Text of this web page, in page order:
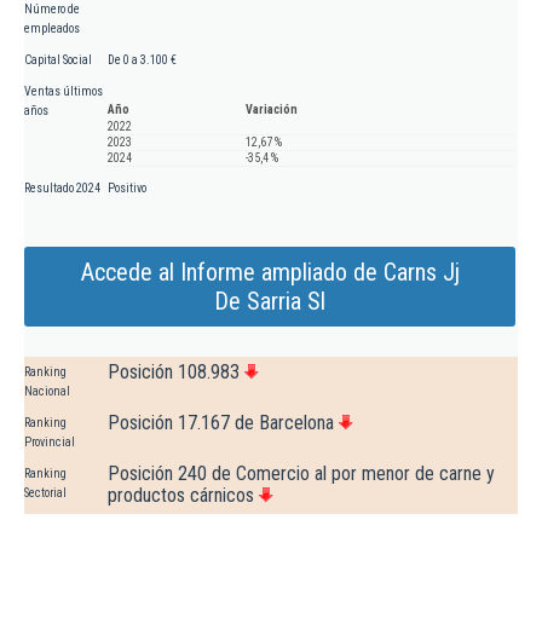
Número de
empleados
Capital Social De 0 a 3.100 €
Ventas últimos
años
Año
Variación
2022
2023
12,67 %
2024
-35,4 %
Resultado 2024 Positivo
Accede al Informe ampliado de Carns Jj
De Sarria Sl
Ranking
Nacional
Posición 108.983
Ranking
Provincial
Posición 17.167 de Barcelona
Ranking
Sectorial
Posición 240 de Comercio al por menor de carne y
productos cárnicos